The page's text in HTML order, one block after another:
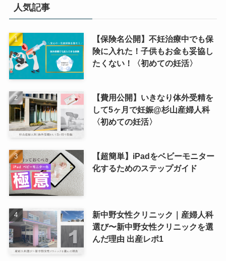
人気記事
【保険名公開】不妊治療中でも保
険に入れた！子供もお金も妥協し
たくない！〈初めての妊活〉
【費用公開】いきなり体外受精を
して5ヶ月で妊娠@杉山産婦人科
〈初めての妊活〉
【超簡単】iPadをベビーモニター
化するためのステップガイド
新中野女性クリニック｜産婦人科
選び〜新中野女性クリニックを選
んだ理由 出産レポ1